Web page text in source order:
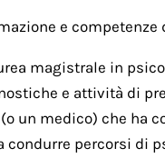
e
magistrale in
e attività di
un medico) che ha
condurre percorsi